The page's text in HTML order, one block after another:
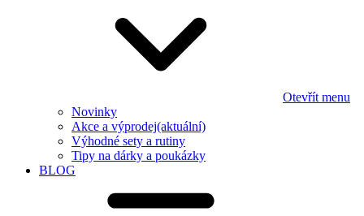
Otevřít menu
Novinky
Akce a výprodej(aktuální)
Výhodné sety a rutiny
Tipy na dárky a poukázky
BLOG